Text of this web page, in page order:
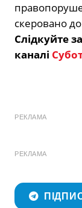
скеровано
Слідкуйте
каналі
РЕКЛАМА
РЕКЛАМА